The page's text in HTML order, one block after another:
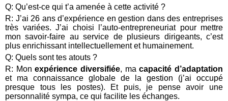
Q: Qu’est-ce qui t’a amenée à cette activité ?
R: J’ai 26 ans d’expérience en gestion dans des entreprises
très variées. J’ai choisi l’auto-entrepreneuriat pour mettre
mon savoir-faire au service de plusieurs dirigeants, c’est
plus enrichissant intellectuellement et humainement.
Q: Quels sont tes atouts ?
R: Monexpérience diversifiée, macapacité d’adaptation
et ma connaissance globale de la gestion (j’ai occupé
presque tous les postes). Et puis, je pense avoir une
personnalité sympa, ce qui facilite les échanges.